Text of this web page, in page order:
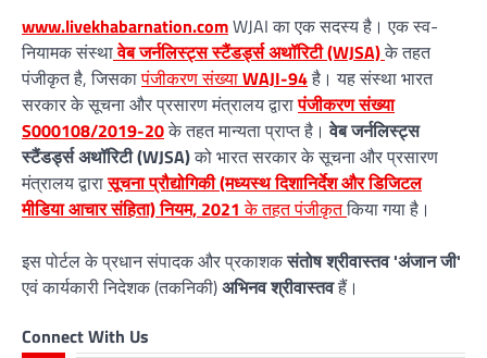
www.livekhabarnation.comWJAI का एक सदस्य है। एक स्व-
नियामक संस्थावेब जर्नलिस्ट्स स्टैंडर्ड्स अथॉरिटी (WJSA)के तहत
पंजीकृत है, जिसकापंजीकरण संख्याWAJI-94है। यह संस्था भारत
सरकार के सूचना और प्रसारण मंत्रालय द्वारापंजीकरण संख्या
S000108/2019-20के तहत मान्यता प्राप्त है।वेब जर्नलिस्ट्स
स्टैंडर्ड्स अथॉरिटी (WJSA)को भारत सरकार के सूचना और प्रसारण
मंत्रालय द्वारासूचना प्रौद्योगिकी (मध्यस्थ दिशानिर्देश और डिजिटल
मीडिया आचार संहिता) नियम, 2021 के तहत पंजीकृतकिया गया है।
इस पोर्टल के प्रधान संपादक और प्रकाशकसंतोष श्रीवास्तव 'अंजान जी'
एवं कार्यकारी निदेशक (तकनिकी)अभिनव श्रीवास्तवहैं।
Connect With Us